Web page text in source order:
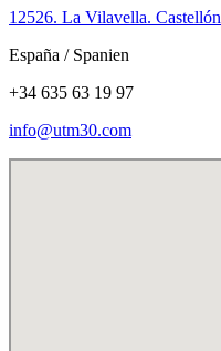
12526. La Vilavella. Castellón
España / Spanien
+34 635 63 19 97
info@utm30.com